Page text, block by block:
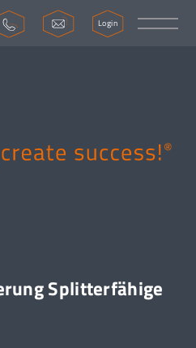
Login
Splitterfähige